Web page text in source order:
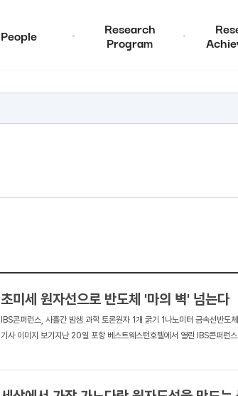
People Research
Program
초미세 원자선으로 반도체 '마의 벽' 넘는다
IBS콘퍼런스, 사흘간 밤샘 과학 토론원자 1개 굵기 1나노미터 금속선반
기사 이미지 보기지난 20일 포항 베스트웨스턴호텔에서 열린 IBS콘퍼런